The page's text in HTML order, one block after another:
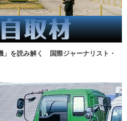
」を読み解く 国際ジャーナリスト・